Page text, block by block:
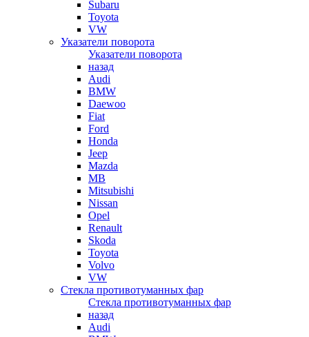
Subaru
Toyota
VW
Указатели поворота
Указатели поворота
назад
Audi
BMW
Daewoo
Fiat
Ford
Honda
Jeep
Mazda
MB
Mitsubishi
Nissan
Opel
Renault
Skoda
Toyota
Volvo
VW
Стекла противотуманных фар
Стекла противотуманных фар
назад
Audi